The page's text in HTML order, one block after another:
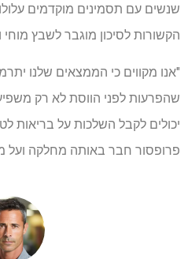
שנשים עם תסמינים מוקדמים
הקשורות לסיכון מוגבר לשבץ מוחי
"אנו מקווים כי הממצאים שלנו
שהפרעות לפני הווסת לא רק
יכולים לקבל השלכות על בריאות
פרופסור חבר באותה מחלקה